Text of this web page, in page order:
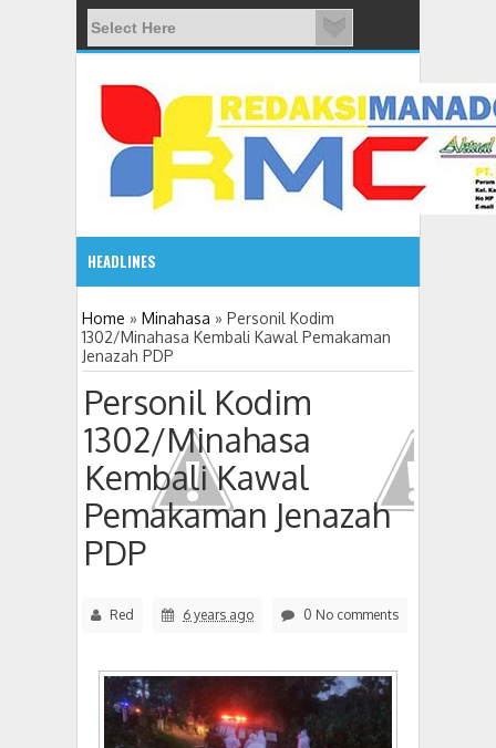
HEADLINES
08:03 AM
ADVETORIAL JONRU GANTIKAN MONO PIMPIN DPRD
Home » Minahasa » Personil Kodim
1302/Minahasa Kembali Kawal Pemakaman
Jenazah PDP
Personil Kodim
1302/Minahasa
Kembali Kawal
Pemakaman Jenazah
PDP
Red 6 years ago 0 No comments